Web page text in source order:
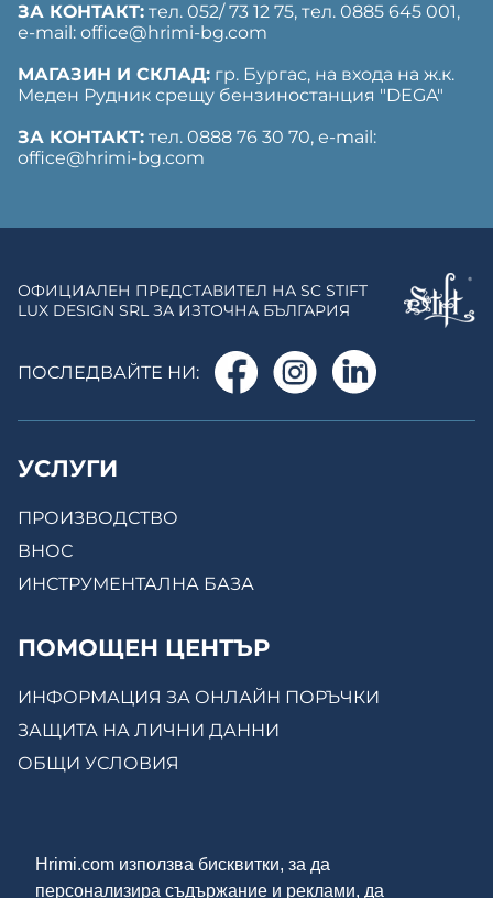
Hrimi.com използва бисквитки, за да
персонализира съдържание и реклами, да
ЗА КОНТАКТ: тел. 052/ 73 12 75, тел. ‎0885 645 001,
е-mail: office@hrimi-bg.com
МАГАЗИН И СКЛАД: гр. Бургас, на входа на ж.к.
Меден Рудник срещу бензиностанция "DEGA"
ЗА КОНТАКТ: тел. 0888 76 30 70, е-mail:
office@hrimi-bg.com
ОФИЦИАЛЕН ПРЕДСТАВИТЕЛ НА SC STIFT
LUX DESIGN SRL ЗА ИЗТОЧНА БЪЛГАРИЯ
ПОСЛЕДВАЙТЕ НИ:
УСЛУГИ
ПРОИЗВОДСТВО
ВНОС
ИНСТРУМЕНТАЛНА БАЗА
ПОМОЩЕН ЦЕНТЪР
ИНФОРМАЦИЯ ЗА ОНЛАЙН ПОРЪЧКИ
ЗАЩИТА НА ЛИЧНИ ДАННИ
ОБЩИ УСЛОВИЯ
ЗА НАС